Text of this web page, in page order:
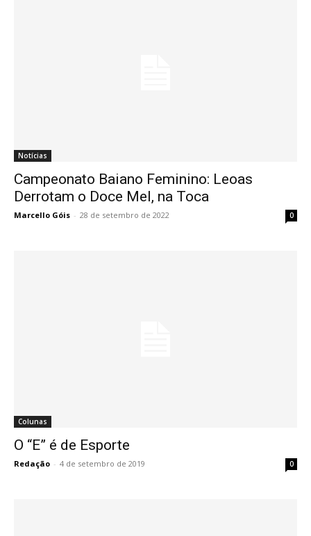
Notícias
Campeonato Baiano Feminino: Leoas
Derrotam o Doce Mel, na Toca
Marcello Góis - 28 de setembro de 2022 0
Colunas
O “E” é de Esporte
Redação - 4 de setembro de 2019 0